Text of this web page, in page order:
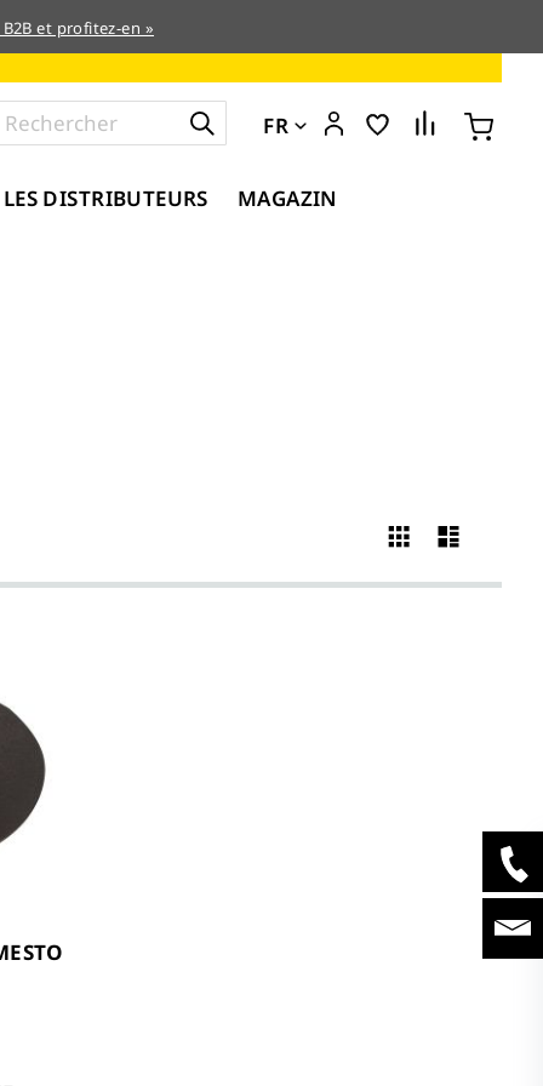
et profitez-en »
FR
DISTRIBUTEURS MAGAZIN
Afficher
Grille